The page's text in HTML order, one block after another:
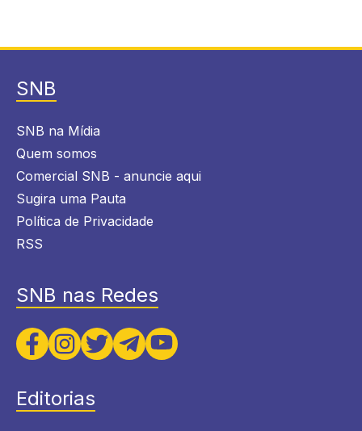
SNB
SNB na Mídia
Quem somos
Comercial SNB - anuncie aqui
Sugira uma Pauta
Política de Privacidade
RSS
SNB nas Redes
Editorias